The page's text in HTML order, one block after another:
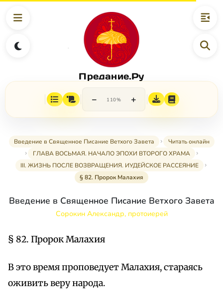
Предание.Ру
− 110% +
Введение в Священное Писание Ветхого Завета
Читать онлайн
ГЛАВА ВОСЬМАЯ. НАЧАЛО ЭПОХИ ВТОРОГО ХРАМА
III. ЖИЗНЬ ПОСЛЕ ВОЗВРАЩЕНИЯ. ИУДЕЙСКОЕ РАССЕЯНИЕ
§ 82. Пророк Малахия
Введение в Священное Писание Ветхого Завета
Сорокин Александр, протоиерей
§ 82. Пророк Малахия
В это время проповедует Малахия, стараясь
оживить веру народа.